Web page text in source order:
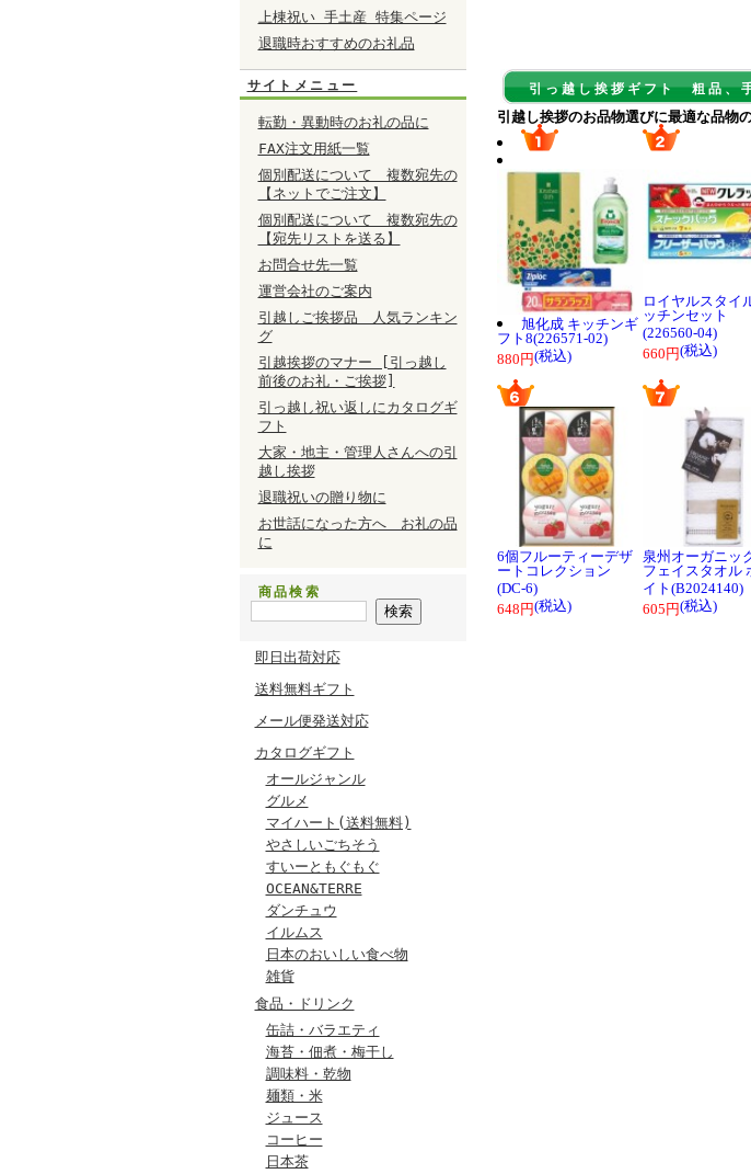
上棟祝い 手土産 特集ページ
退職時おすすめのお礼品
サイトメニュー
転勤・異動時のお礼の品に
FAX注文用紙一覧
個別配送について 複数宛先の
【ネットでご注文】
個別配送について 複数宛先の
【宛先リストを送る】
お問合せ先一覧
運営会社のご案内
引越しご挨拶品 人気ランキン
グ
引越挨拶のマナー [引っ越し
前後のお礼・ご挨拶]
引っ越し祝い返しにカタログギ
フト
大家・地主・管理人さんへの引
越し挨拶
退職祝いの贈り物に
お世話になった方へ お礼の品
に
商品検索
即日出荷対応
送料無料ギフト
メール便発送対応
カタログギフト
オールジャンル
グルメ
マイハート(送料無料)
やさしいごちそう
すいーともぐもぐ
OCEAN&TERRE
ダンチュウ
イルムス
日本のおいしい食べ物
雑貨
食品・ドリンク
缶詰・バラエティ
海苔・佃煮・梅干し
調味料・乾物
麺類・米
ジュース
コーヒー
日本茶